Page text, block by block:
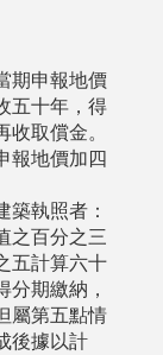
期申報地價
五十年，得
取償金。
報地價加四
築執照者：
之百分之三
五計算六十
期繳納，
屬第五點情
後據以計